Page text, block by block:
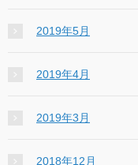
2019年5月
2019年4月
2019年3月
2018年12月